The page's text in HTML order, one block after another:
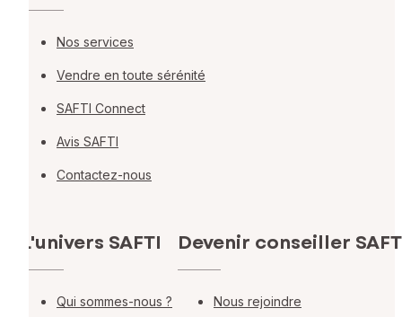
Nos services
Vendre en toute sérénité
SAFTI Connect
Avis SAFTI
Contactez-nous
L'univers SAFTI
Qui sommes-nous ?
Devenir conseiller
Nous rejoindre